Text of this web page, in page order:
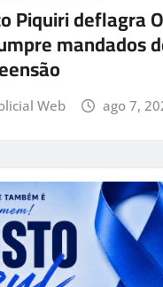
Piquiri deflagra
mandados
Web ago 7,